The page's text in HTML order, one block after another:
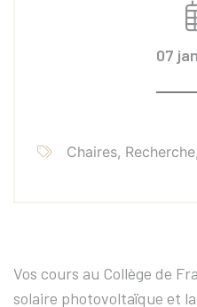
07
Chaires,
Vos cours au Collège de
solaire photovoltaïque et